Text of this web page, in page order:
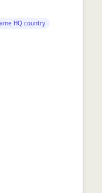
HQ country